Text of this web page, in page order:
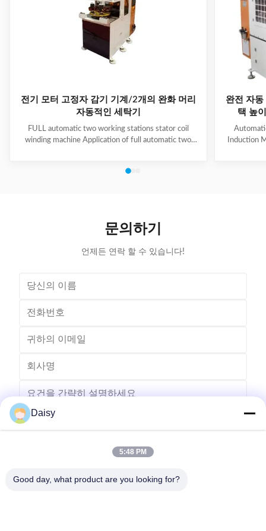
전기 모터 고정자 감기 기계/2개의 완화 머리
자동적인 세탁기
FULL automatic two working stations stator coil
winding machine Application of full automatic two
poles, 4 poles and 6poles coils winding. 1. Main
Winding speed ≤2500RPM Max stator OD 160mm
완전 자
택 높
Induction
문의하기
언제든 연락 할 수 있습니다!
Daisy
5:48 PM
Good day, what product are you looking for?